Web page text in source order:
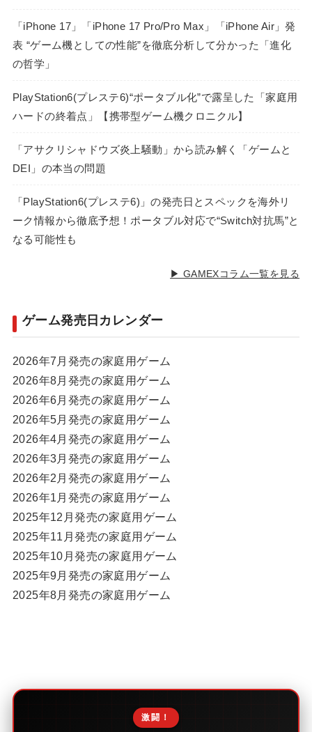
「iPhone 17」「iPhone 17 Pro/Pro Max」「iPhone Air」発
表 “ゲーム機としての性能”を徹底分析して分かった「進化
の哲学」
PlayStation6(プレステ6)“ポータブル化”で露呈した「家庭用
ハードの終着点」【携帯型ゲーム機クロニクル】
「アサクリシャドウズ炎上騒動」から読み解く「ゲームと
DEI」の本当の問題
「PlayStation6(プレステ6)」の発売日とスペックを海外リ
ーク情報から徹底予想！ポータブル対応で“Switch対抗馬”と
なる可能性も
▶ GAMEXコラム一覧を見る
ゲーム発売日カレンダー
2026年7月発売の家庭用ゲーム
2026年8月発売の家庭用ゲーム
2026年6月発売の家庭用ゲーム
2026年5月発売の家庭用ゲーム
2026年4月発売の家庭用ゲーム
2026年3月発売の家庭用ゲーム
2026年2月発売の家庭用ゲーム
2026年1月発売の家庭用ゲーム
2025年12月発売の家庭用ゲーム
2025年11月発売の家庭用ゲーム
2025年10月発売の家庭用ゲーム
2025年9月発売の家庭用ゲーム
2025年8月発売の家庭用ゲーム
激闘！